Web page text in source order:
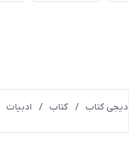
دیجی کتاب / کتاب / ادبیات